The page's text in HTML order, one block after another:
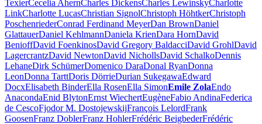
TexierCecelia AhernCharles DickensCharles LewinskyCharlotte
LinkCharlotte LucasChristian SignolChristoph HöhtkerChristoph
PoschenriederConrad Ferdinand MeyerDan BrownDaniel
GlattauerDaniel KehlmannDaniela KrienDara HornDavid
BenioffDavid FoenkinosDavid Gregory BaldacciDavid GrohlDavid
LagercrantzDavid NewtonDavid NichollsDavid SchalkoDennis
LehaneDirk SchümerDomenico DaraDonal RyanDonna
LeonDonna TarttDoris DörrieDurian SukegawaEdward
DocxElisabeth BinderElla RosenElla SimonEmile ZolaEndo
AnacondaEnid BlytonErnst WiechertEugèneFabio AndinaFederica
de CescoFjodor M. DostojewskijFrançois LelordFrank
GoosenFranz DoblerFranz HohlerFrédéric BeigbederFrédéric